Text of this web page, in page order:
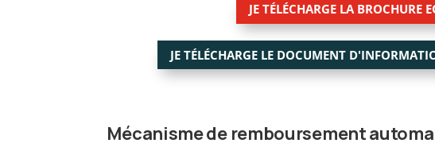
JE TÉLÉCHARGE LA BROCHURE
JE TÉLÉCHARGE LE DOCUMENT
Mécanisme de remboursement